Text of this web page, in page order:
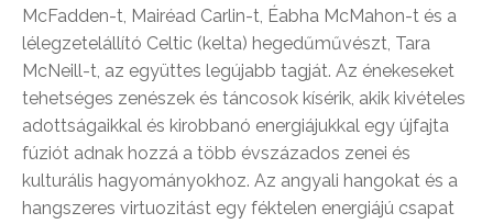
McFadden-t, Mairéad Carlin-t, Éabha McMahon-t és a
lélegzetelállító Celtic (kelta) hegedűművészt, Tara
McNeill-t, az együttes legújabb tagját. Az énekeseket
tehetséges zenészek és táncosok kísérik, akik kivételes
adottságaikkal és kirobbanó energiájukkal egy újfajta
fúziót adnak hozzá a több évszázados zenei és
kulturális hagyományokhoz. Az angyali hangokat és a
hangszeres virtuozitást egy féktelen energiájú csapat